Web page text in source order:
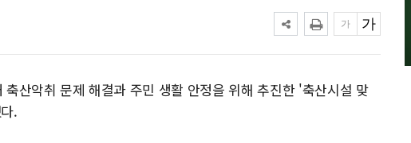
산악취 문제 해결과 주민 생활 안정을 위해 추진한 '축산시설 맞
.